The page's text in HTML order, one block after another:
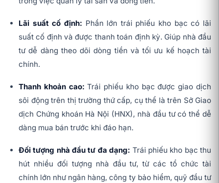
Lãi suất cố định: Phần lớn trái phiếu kho bạc có lãi
suất cố định và được thanh toán định kỳ. Giúp nhà đầu
tư dễ dàng theo dõi dòng tiền và tối ưu kế hoạch tài
chính.
Thanh khoản cao:Trái phiếu kho bạc được giao dịch
sôi động trên thị trường thứ cấp, cụ thể là trên Sở Giao
dịch Chứng khoán Hà Nội (HNX), nhà đầu tư có thể dễ
dàng mua bán trước khi đáo hạn.
Đối tượng nhà đầu tư đa dạng: Trái phiếu kho bạc thu
hút nhiều đối tượng nhà đầu tư, từ các tổ chức tài
chính lớn như ngân hàng, công ty bảo hiểm, quỹ đầu tư